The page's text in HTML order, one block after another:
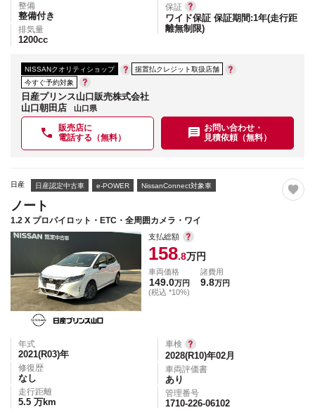
整備
整備付き
排気量
1200cc
保証
ワイド保証 保証期間:1年(走行距
離無制限)
NISSANクオリティショップ
据置払クレジット取扱店舗
今すぐ予約対象
日産プリンス山口販売株式会社
山口朝田店
山口県
販売店に
電話する（無料）
お問い合わせ・
見積依頼（無料）
日産 日産認定中古車 e-POWER NissanConnect対象車
ノート
1.2 X プロパイロット・ETC・全周囲カメラ・ワイ
支払総額
158.8万円
車両価格
149.0万円
(税込 *10%)
諸費用
9.8万円
年式
2021(R03)年
修復歴
なし
走行距離
5.5 万km
車検
2028(R10)年02月
車両評価書
あり
管理番号
1710-226-06102